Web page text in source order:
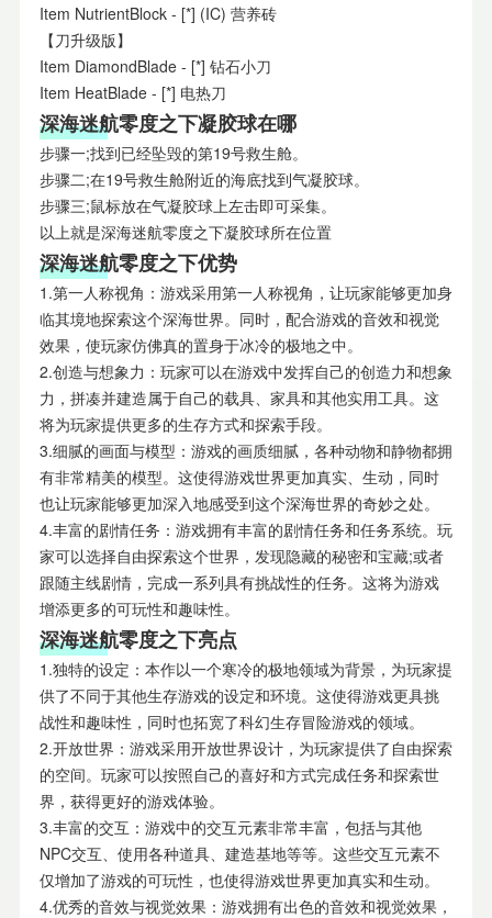
Item NutrientBlock - [*] (IC) 营养砖
【刀升级版】
Item DiamondBlade - [*] 钻石小刀
Item HeatBlade - [*] 电热刀
深海迷航零度之下凝胶球在哪
步骤一;找到已经坠毁的第19号救生舱。
步骤二;在19号救生舱附近的海底找到气凝胶球。
步骤三;鼠标放在气凝胶球上左击即可采集。
以上就是深海迷航零度之下凝胶球所在位置
深海迷航零度之下优势
1.第一人称视角：游戏采用第一人称视角，让玩家能够更加身
临其境地探索这个深海世界。同时，配合游戏的音效和视觉
效果，使玩家仿佛真的置身于冰冷的极地之中。
2.创造与想象力：玩家可以在游戏中发挥自己的创造力和想象
力，拼凑并建造属于自己的载具、家具和其他实用工具。这
将为玩家提供更多的生存方式和探索手段。
3.细腻的画面与模型：游戏的画质细腻，各种动物和静物都拥
有非常精美的模型。这使得游戏世界更加真实、生动，同时
也让玩家能够更加深入地感受到这个深海世界的奇妙之处。
4.丰富的剧情任务：游戏拥有丰富的剧情任务和任务系统。玩
家可以选择自由探索这个世界，发现隐藏的秘密和宝藏;或者
跟随主线剧情，完成一系列具有挑战性的任务。这将为游戏
增添更多的可玩性和趣味性。
深海迷航零度之下亮点
1.独特的设定：本作以一个寒冷的极地领域为背景，为玩家提
供了不同于其他生存游戏的设定和环境。这使得游戏更具挑
战性和趣味性，同时也拓宽了科幻生存冒险游戏的领域。
2.开放世界：游戏采用开放世界设计，为玩家提供了自由探索
的空间。玩家可以按照自己的喜好和方式完成任务和探索世
界，获得更好的游戏体验。
3.丰富的交互：游戏中的交互元素非常丰富，包括与其他
NPC交互、使用各种道具、建造基地等等。这些交互元素不
仅增加了游戏的可玩性，也使得游戏世界更加真实和生动。
4.优秀的音效与视觉效果：游戏拥有出色的音效和视觉效果，